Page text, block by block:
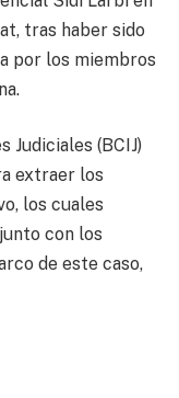
tras haber sido
por los miembros
Judiciales (BCIJ)
extraer los
los cuales
con los
de este caso,